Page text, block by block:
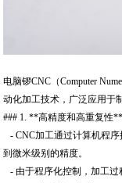
电脑锣CNC（Computer
动化加工技术，广泛应用于
### 1. **高精度和高重复性**
- CNC加工通过计算机程
到微米级别的精度。
- 由于程序化控制，加工过